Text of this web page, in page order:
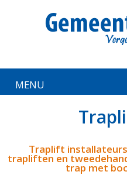
MENU
Traplift
trapliften en
trap met